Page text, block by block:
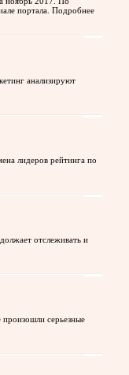
портала. Подробнее
анализируют
лидеров рейтинга по
отслеживать и
серьезные